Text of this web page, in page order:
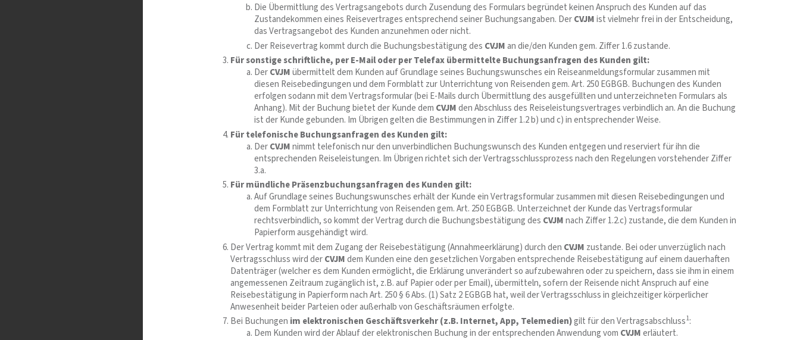
Die Übermittlung des Vertragsangebots durch Zusendung des Formulars begründet keinen Anspruch des Kunden auf das
Zustandekommen eines Reisevertrages entsprechend seiner Buchungsangaben. DerCVJMist vielmehr frei in der Entscheidung,
das Vertragsangebot des Kunden anzunehmen oder nicht.
Der Reisevertrag kommt durch die Buchungsbestätigung des CVJM an die/den Kunden gem. Ziffer 1.6 zustande.
Für sonstige schriftliche, per E-Mail oder per Telefax übermittelte Buchungsanfragen des Kunden gilt:
DerCVJMübermittelt dem Kunden auf Grundlage seines Buchungswunsches ein Reiseanmeldungsformular zusammen mit
diesen Reisebedingungen und dem Formblatt zur Unterrichtung von Reisenden gem. Art. 250 EGBGB. Buchungen des Kunden
erfolgen sodann mit dem Vertragsformular (bei E-Mails durch Übermittlung des ausgefüllten und unterzeichneten Formulars als
Anhang). Mit der Buchung bietet der Kunde dem CVJMden Abschluss des Reiseleistungsvertrages verbindlich an. An die Buchung
ist der Kunde gebunden. Im Übrigen gelten die Bestimmungen in Ziffer 1.2 b) und c) in entsprechender Weise.
Für telefonische Buchungsanfragen des Kunden gilt:
DerCVJMnimmt telefonisch nur den unverbindlichen Buchungswunsch des Kunden entgegen und reserviert für ihn die
entsprechenden Reiseleistungen. Im Übrigen richtet sich der Vertragsschlussprozess nach den Regelungen vorstehender Ziffer
3.a.
Für mündliche Präsenzbuchungsanfragen des Kunden gilt:
Auf Grundlage seines Buchungswunsches erhält der Kunde ein Vertragsformular zusammen mit diesen Reisebedingungen und
dem Formblatt zur Unterrichtung von Reisenden gem. Art. 250 EGBGB. Unterzeichnet der Kunde das Vertragsformular
rechtsverbindlich, so kommt der Vertrag durch die Buchungsbestätigung des CVJMnach Ziffer 1.2.c) zustande, die dem Kunden in
Papierform ausgehändigt wird.
Der Vertrag kommt mit dem Zugang der Reisebestätigung (Annahmeerklärung) durch den CVJM zustande. Bei oder unverzüglich nach
Vertragsschluss wird derCVJMdem Kunden eine den gesetzlichen Vorgaben entsprechende Reisebestätigung auf einem dauerhaften
Datenträger (welcher es dem Kunden ermöglicht, die Erklärung unverändert so aufzubewahren oder zu speichern, dass sie ihm in einem
angemessenen Zeitraum zugänglich ist, z.B. auf Papier oder per Email), übermitteln, sofern der Reisende nicht Anspruch auf eine
Reisebestätigung in Papierform nach Art. 250 § 6 Abs. (1) Satz 2 EGBGB hat, weil der Vertragsschluss in gleichzeitiger körperlicher
Anwesenheit beider Parteien oder außerhalb von Geschäftsräumen erfolgte.
Bei Buchungen im elektronischen Geschäftsverkehr (z.B. Internet, App, Telemedien)gilt für den Vertragsabschluss1:
Dem Kunden wird der Ablauf der elektronischen Buchung in der entsprechenden Anwendung vom CVJMerläutert.